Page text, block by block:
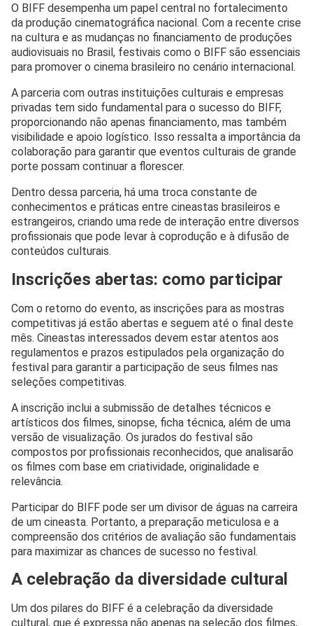
O BIFF desempenha um papel central no fortalecimento
da produção cinematográfica nacional. Com a recente crise
na cultura e as mudanças no financiamento de produções
audiovisuais no Brasil, festivais como o BIFF são essenciais
para promover o cinema brasileiro no cenário internacional.
A parceria com outras instituições culturais e empresas
privadas tem sido fundamental para o sucesso do BIFF,
proporcionando não apenas financiamento, mas também
visibilidade e apoio logístico. Isso ressalta a importância da
colaboração para garantir que eventos culturais de grande
porte possam continuar a florescer.
Dentro dessa parceria, há uma troca constante de
conhecimentos e práticas entre cineastas brasileiros e
estrangeiros, criando uma rede de interação entre diversos
profissionais que pode levar à coprodução e à difusão de
conteúdos culturais.
Inscrições abertas: como participar
Com o retorno do evento, as inscrições para as mostras
competitivas já estão abertas e seguem até o final deste
mês. Cineastas interessados devem estar atentos aos
regulamentos e prazos estipulados pela organização do
festival para garantir a participação de seus filmes nas
seleções competitivas.
A inscrição inclui a submissão de detalhes técnicos e
artísticos dos filmes, sinopse, ficha técnica, além de uma
versão de visualização. Os jurados do festival são
compostos por profissionais reconhecidos, que analisarão
os filmes com base em criatividade, originalidade e
relevância.
Participar do BIFF pode ser um divisor de águas na carreira
de um cineasta. Portanto, a preparação meticulosa e a
compreensão dos critérios de avaliação são fundamentais
para maximizar as chances de sucesso no festival.
A celebração da diversidade cultural
Um dos pilares do BIFF é a celebração da diversidade
cultural, que é expressa não apenas na seleção dos filmes,